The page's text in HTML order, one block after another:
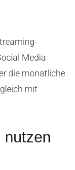
Media
die monatliche
mit
nutzen